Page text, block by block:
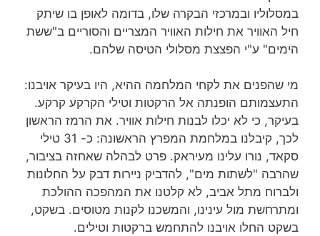
במסלוליו ובמרכזי הבקרה שלו, בדומה לאופן בו שיתק
חיל האוויר את חילות האוויר המצריים והסוריים ב"ששת
הימים" ע"י הפצצת מסלולי הטיסה שלהם.
מי שהפנים את לקחי המלחמה ההיא, היו בעיקר אויבנו:
התעצמותם הופנתה אל הרקטות וטילי הקרקע קרקע.
בעיקר, כי לא יכלו לבנות חילות אוויר. את הרמז הראשון
לכך, קיבלנו במלחמת המפרץ הראשונה: כ- 31 טילי
סקאד, נורו עלינו מעיראק. פרט לבהלה שאחזה בציבור,
שהרבה "לשתות מים", להדביק ניירות דבק על החלונות
ולברוח מתל אביב, לא קלטנו את המהפכה ההולכת
ומתרחשת מול עינינו, והמשכנו לקנות מטוסים. בשקט,
בשקט החלו אויבנו להתחמש ברקטות וטילים.